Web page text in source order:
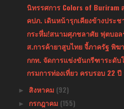
นิทรรศการ Colors of Buriram
คปภ. เดินหน้ารุกเคียงข้างประ
กระหึ่ม!สนามศุภชลาศัย ฟุตบอล
ส.การค้ายาสูบไทย จี้ภาครัฐ พิ
กกท. จัดการแข่งขันกรีฑาระดับ
กรมการท่องเที่ยว ครบรอบ 22
► สิงหาคม (92)
► กรกฎาคม (155)